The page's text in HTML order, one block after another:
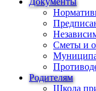
Сметы и
Родителям
Школа